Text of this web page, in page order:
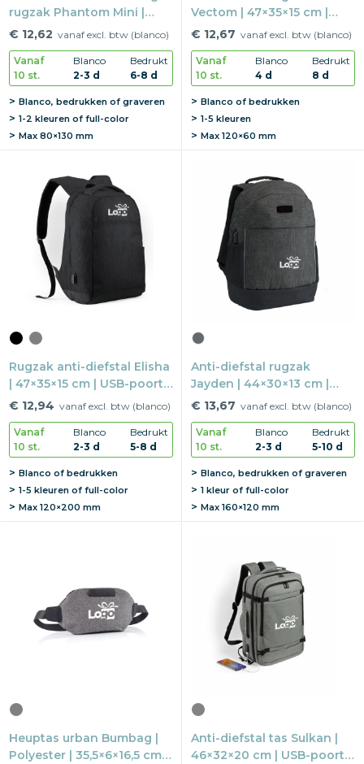
rugzak Phantom Mini |
rPET | 28×16×38 cm | 16"
€ 12,62 vanaf excl. btw (blanco)
Vanaf
10 st.
Blanco
2-3 d
Bedrukt
6-8 d
Blanco, bedrukken of graveren
1-2 kleuren of full-color
Max 80×130 mm
Vectom | 47×35×15 cm |
USB-poort | Snij-proof
€ 12,67 vanaf excl. btw (blanco)
Vanaf
10 st.
Blanco
4 d
Bedrukt
8 d
Blanco of bedrukken
1-5 kleuren
Max 120×60 mm
Rugzak anti-diefstal Elisha
| 47×35×15 cm | USB-poort |
15" laptopvak
€ 12,94 vanaf excl. btw (blanco)
Vanaf
10 st.
Blanco
2-3 d
Bedrukt
5-8 d
Blanco of bedrukken
1-5 kleuren of full-color
Max 120×200 mm
Anti-diefstal rugzak
Jayden | 44×30×13 cm |
USB-poort | RFID blokker
€ 13,67 vanaf excl. btw (blanco)
Vanaf
10 st.
Blanco
2-3 d
Bedrukt
5-10 d
Blanco, bedrukken of graveren
1 kleur of full-color
Max 160×120 mm
Heuptas urban Bumbag |
Polyester | 35,5×6×16,5 cm |
Anti-diefstal tas Sulkan |
46×32×20 cm | USB-poort |